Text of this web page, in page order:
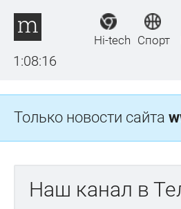
1:08:16
Hi-tech Спорт
Только новости сайта
Наш канал в